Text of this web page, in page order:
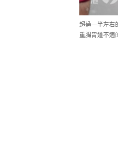
超過一半左右
重腸胃道不適